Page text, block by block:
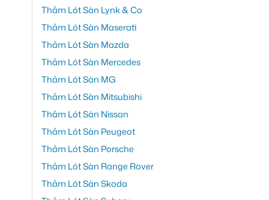
Thảm Lót Sàn Lynk & Co
Thảm Lót Sàn Maserati
Thảm Lót Sàn Mazda
Thảm Lót Sàn Mercedes
Thảm Lót Sàn MG
Thảm Lót Sàn Mitsubishi
Thảm Lót Sàn Nissan
Thảm Lót Sàn Peugeot
Thảm Lót Sàn Porsche
Thảm Lót Sàn Range Rover
Thảm Lót Sàn Skoda